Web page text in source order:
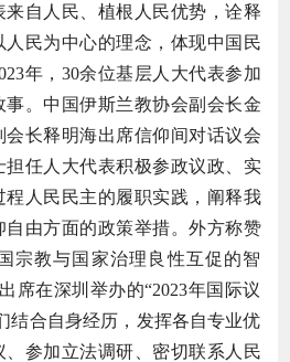
来自人民、植根人民优势，诠释
人民为中心的理念，体现中国民
年，30余位基层人大代表参加
。中国伊斯兰教协会副会长金
长释明海出席信仰间对话议会
担任人大代表积极参政议政、实
人民民主的履职实践，阐释我
自由方面的政策举措。外方称赞
宗教与国家治理良性互促的智
席在深圳举办的“2023年国际议
结合自身经历，发挥各自专业优
参加立法调研、密切联系人民